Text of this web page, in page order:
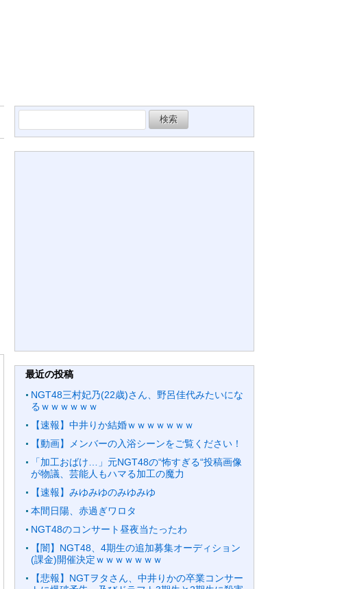
索:
最近の投稿
NGT48三村妃乃(22歳)さん、野呂佳代みたいにな
るｗｗｗｗｗｗ
【速報】中井りか結婚ｗｗｗｗｗｗｗ
【動画】メンバーの入浴シーンをご覧ください！
「加工おばけ…」元NGT48の“怖すぎる“投稿画像
が物議、芸能人もハマる加工の魔力
【速報】みゆみゆのみゆみゆ
本間日陽、赤過ぎワロタ
NGT48のコンサート昼夜当たったわ
【闇】NGT48、4期生の追加募集オーディション
(課金)開催決定ｗｗｗｗｗｗｗ
【悲報】NGTヲタさん、中井りかの卒業コンサー